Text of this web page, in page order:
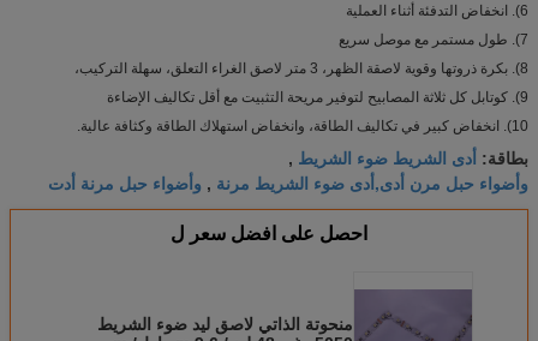
6). انخفاض التدفئة أثناء العملية
7). طول مستمر مع موصل سريع
8). بكرة ذروتها وقوية لاصقة الظهر، 3 متر لاصق الغراء التعلق، سهلة التركيب،
9). كوتابل كل ثلاثة المصابيح لتوفير مريحة التثبيت مع أقل تكاليف الإضاءة
10). انخفاض كبير في تكاليف الطاقة، وانخفاض استهلاك الطاقة وكثافة عالية.
بطاقة: أدى الشريط ضوء الشريط ,
وأضواء حبل مرن أدى,أدى ضوء الشريط مرنة , وأضواء حبل مرنة أدت
احصل على افضل سعر ل
منحوتة الذاتي لاصق ليد ضوء الشريط